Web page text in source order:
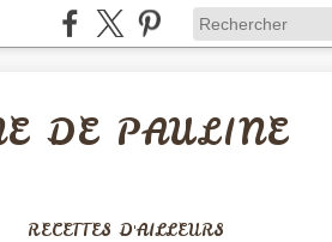
DE PAULINE
RECETTES D'AILLEURS